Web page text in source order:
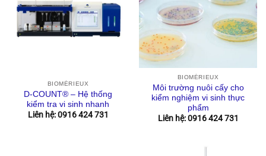
BIOMÉRIEUX
D-COUNT® – Hệ thống
kiểm tra vi sinh nhanh
Liên hệ: 0916 424 731
BIOMÉRIEUX
Môi trường nuôi cấy cho
kiểm nghiệm vi sinh thực
phẩm
Liên hệ: 0916 424 731